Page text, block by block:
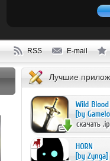
RSS E-mail
Лучшие